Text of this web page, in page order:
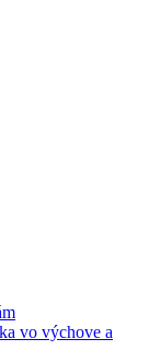
vo výchove a